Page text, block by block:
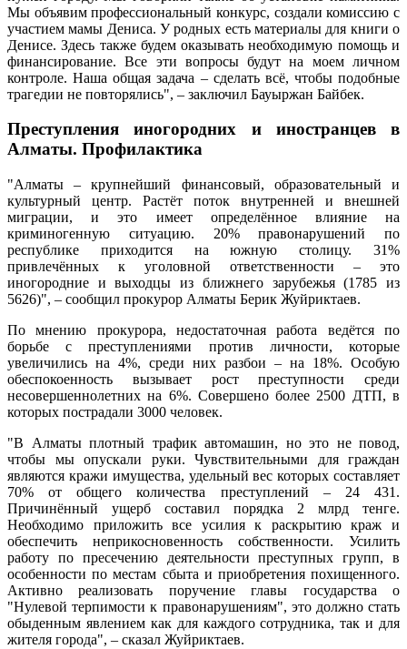
Мы объявим профессиональный конкурс, создали комиссию с
участием мамы Дениса. У родных есть материалы для книги о
Денисе. Здесь также будем оказывать необходимую помощь и
финансирование. Все эти вопросы будут на моем личном
контроле. Наша общая задача – сделать всё, чтобы подобные
трагедии не повторялись", – заключил Бауыржан Байбек.
Преступления иногородних и иностранцев в
Алматы. Профилактика
"Алматы – крупнейший финансовый, образовательный и
культурный центр. Растёт поток внутренней и внешней
миграции, и это имеет определённое влияние на
криминогенную ситуацию. 20% правонарушений по
республике приходится на южную столицу. 31%
привлечённых к уголовной ответственности – это
иногородние и выходцы из ближнего зарубежья (1785 из
5626)", – сообщил прокурор Алматы Берик Жуйриктаев.
По мнению прокурора, недостаточная работа ведётся по
борьбе с преступлениями против личности, которые
увеличились на 4%, среди них разбои – на 18%. Особую
обеспокоенность вызывает рост преступности среди
несовершеннолетних на 6%. Совершено более 2500 ДТП, в
которых пострадали 3000 человек.
"В Алматы плотный трафик автомашин, но это не повод,
чтобы мы опускали руки. Чувствительными для граждан
являются кражи имущества, удельный вес которых составляет
70% от общего количества преступлений – 24 431.
Причинённый ущерб составил порядка 2 млрд тенге.
Необходимо приложить все усилия к раскрытию краж и
обеспечить неприкосновенность собственности. Усилить
работу по пресечению деятельности преступных групп, в
особенности по местам сбыта и приобретения похищенного.
Активно реализовать поручение главы государства о
"Нулевой терпимости к правонарушениям", это должно стать
обыденным явлением как для каждого сотрудника, так и для
жителя города", – сказал Жуйриктаев.